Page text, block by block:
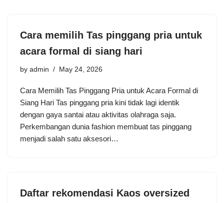
Cara memilih Tas pinggang pria untuk
acara formal di siang hari
by admin May 24, 2026
Cara Memilih Tas Pinggang Pria untuk Acara Formal di
Siang Hari Tas pinggang pria kini tidak lagi identik
dengan gaya santai atau aktivitas olahraga saja.
Perkembangan dunia fashion membuat tas pinggang
menjadi salah satu aksesori…
Daftar rekomendasi Kaos oversized